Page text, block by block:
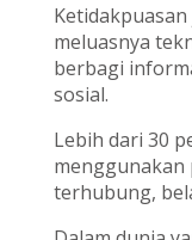
meluasnya
berbagi
sosial.
Lebih dari 30
terhubung,